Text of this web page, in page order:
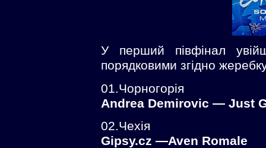
У перший півфінал
порядковими згідно
01.Чорногорія
Andrea Demirovic — Just
02.Чехія
Gipsy.cz —Aven Romale